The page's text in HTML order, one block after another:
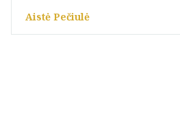
Aistė Pečiulė